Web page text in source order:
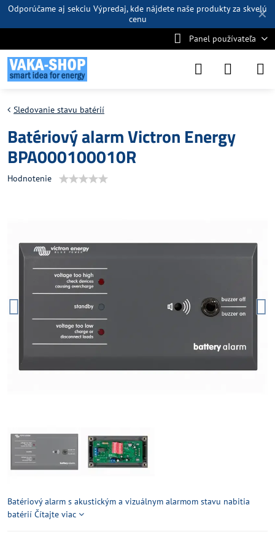
✕
Odporúčame aj sekciu Výpredaj, kde nájdete naše produkty za skvelú
cenu
Panel používateľa
Sledovanie stavu batérií
Batériový alarm Victron Energy
BPA000100010R
Hodnotenie
Batériový alarm s akustickým a vizuálnym alarmom stavu nabitia
batérií Čítajte viac